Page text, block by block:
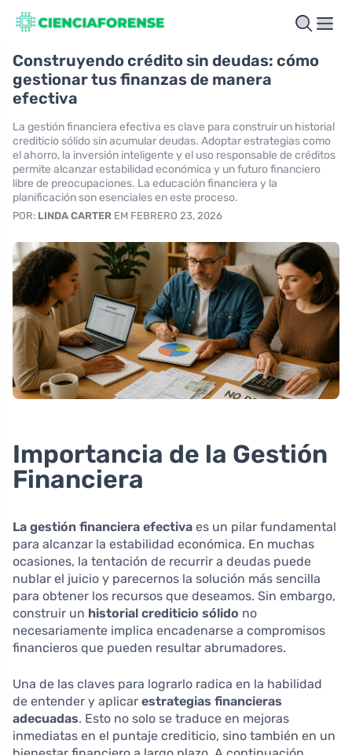
Construyendo crédito sin deudas: cómo
gestionar tus finanzas de manera
efectiva
La gestión financiera efectiva es clave para construir un historial
crediticio sólido sin acumular deudas. Adoptar estrategias como
el ahorro, la inversión inteligente y el uso responsable de créditos
permite alcanzar estabilidad económica y un futuro financiero
libre de preocupaciones. La educación financiera y la
planificación son esenciales en este proceso.
POR: LINDA CARTER EM FEBRERO 23, 2026
Importancia de la Gestión
Financiera
La gestión financiera efectiva es un pilar fundamental
para alcanzar la estabilidad económica. En muchas
ocasiones, la tentación de recurrir a deudas puede
nublar el juicio y parecernos la solución más sencilla
para obtener los recursos que deseamos. Sin embargo,
construir un historial crediticio sólido no
necesariamente implica encadenarse a compromisos
financieros que pueden resultar abrumadores.
Una de las claves para lograrlo radica en la habilidad
de entender y aplicar estrategias financieras
adecuadas. Esto no solo se traduce en mejoras
inmediatas en el puntaje crediticio, sino también en un